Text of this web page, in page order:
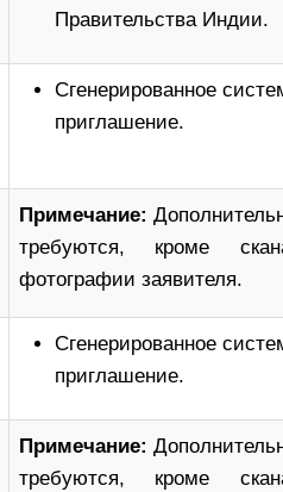
Правительства Индии.
Сгенерированное
приглашение.
Примечание:
требуются, кроме
фотографии заявителя.
Сгенерированное
приглашение.
Примечание:
требуются, кроме